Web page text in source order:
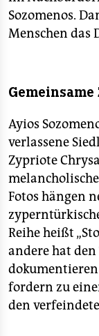
Sozomenos.
Menschen das
Ayios
verlassene
Zypriote
Fotos hängen
Reihe heißt
andere hat den
fordern zu
den